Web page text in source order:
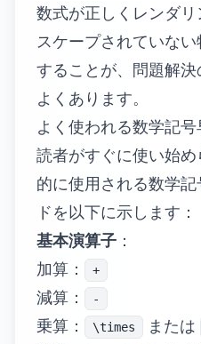
数式が正しくレンダ
スケープされていな
することが、問題解
よくあります。
よく使われる数学記号
読者がすぐに使い始
的に使用される数学
ドを以下に示します：
基本演算子 ：
加算：
+
減算： -
乗算： \times または